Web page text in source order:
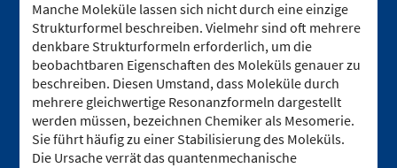
Manche Moleküle lassen sich nicht durch eine einzige
Strukturformel beschreiben. Vielmehr sind oft mehrere
denkbare Strukturformeln erforderlich, um die
beobachtbaren Eigenschaften des Moleküls genauer zu
beschreiben. Diesen Umstand, dass Moleküle durch
mehrere gleichwertige Resonanzformeln dargestellt
werden müssen, bezeichnen Chemiker als Mesomerie.
Sie führt häufig zu einer Stabilisierung des Moleküls.
Die Ursache verrät das quantenmechanische